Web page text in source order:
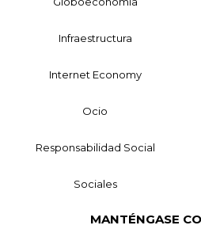
Infraestructura
Internet Economy
Ocio
Responsabilidad Social
Sociales
MANTÉNGASE